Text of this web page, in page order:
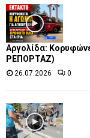
Αργολίδα:
ΡΕΠΟΡΤΑΖ)
26.07.2026 0